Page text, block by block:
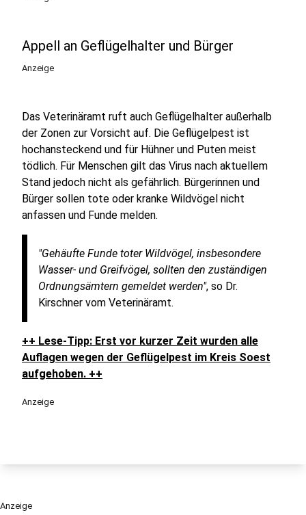
Appell an Geflügelhalter und Bürger
Anzeige
Das Veterinäramt ruft auch Geflügelhalter außerhalb
der Zonen zur Vorsicht auf. Die Geflügelpest ist
hochansteckend und für Hühner und Puten meist
tödlich. Für Menschen gilt das Virus nach aktuellem
Stand jedoch nicht als gefährlich. Bürgerinnen und
Bürger sollen tote oder kranke Wildvögel nicht
anfassen und Funde melden.
"Gehäufte Funde toter Wildvögel, insbesondere
Wasser- und Greifvögel, sollten den zuständigen
Ordnungsämtern gemeldet werden", so Dr.
Kirschner vom Veterinäramt.
++ Lese-Tipp: Erst vor kurzer Zeit wurden alle
Auflagen wegen der Geflügelpest im Kreis Soest
aufgehoben. ++
Anzeige
Anzeige